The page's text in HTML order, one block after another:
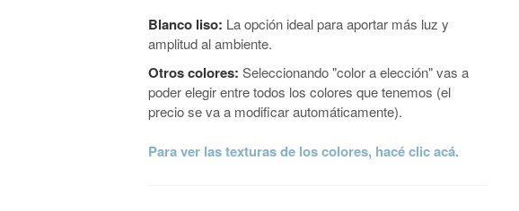
Blanco liso: La opción ideal para aportar más luz y
amplitud al ambiente.
Otros colores: Seleccionando "color a elección" vas a
poder elegir entre todos los colores que tenemos (el
precio se va a modificar automáticamente).
Para ver las texturas de los colores, hacé clic acá.